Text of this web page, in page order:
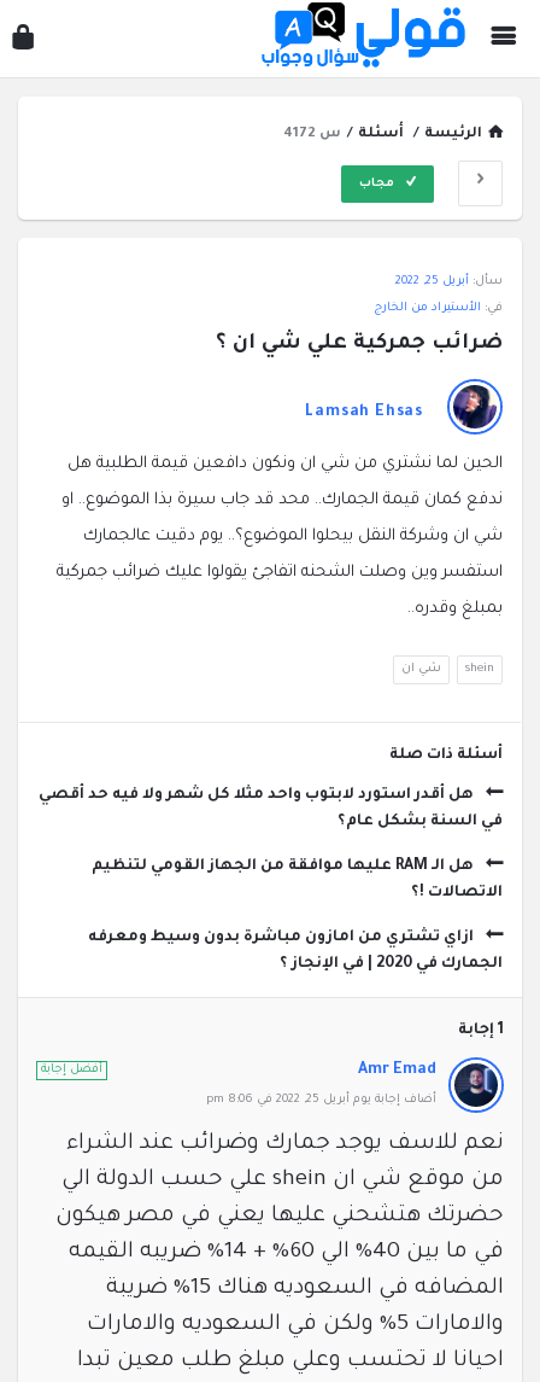
الرئيسة / أسئلة / س 4172
مجاب
سؤال
وجواب
أسئلة
سأل: أبريل 25, 2022
في: الأستيراد من الخارج
ضرائب جمركية علي شي ان ؟
Lamsah Ehsas
الحين لما نشتري من شي ان ونكون دافعين قيمة الطلبية هل
ندفع كمان قيمة الجمارك.. محد قد جاب سيرة بذا الموضوع.. او
شي ان وشركة النقل بيحلوا الموضوع؟.. يوم دقيت عالجمارك
استفسر وين وصلت الشحنه اتفاجئ يقولوا عليك ضرائب جمركية
بمبلغ وقدره..
shein شي ان
‫أسئلة ذات صلة
هل أقدر استورد لابتوب واحد مثلا كل شهر ولا فيه حد أقصي
في السنة بشكل عام؟
هل الـ RAM عليها موافقة من الجهاز القومي لتنظيم
الاتصالات !؟
ازاي تشتري من امازون مباشرة بدون وسيط ومعرفه
الجمارك في 2020 | في الإنجاز ؟
‫1 إجابة
أفضل إجابة Amr Emad
‫أضاف ‫‫إجابة يوم أبريل 25, 2022 في 8:06 pm
نعم للاسف يوجد جمارك وضرائب عند الشراء
من موقع شي ان shein علي حسب الدولة الي
حضرتك هتشحني عليها يعني في مصر هيكون
في ما بين 40% الي 60% + 14% ضريبه القيمه
المضافه في السعوديه هناك 15% ضريبة
والامارات 5% ولكن في السعوديه والامارات
احيانا لا تحتسب وعلي مبلغ طلب معين تبدا